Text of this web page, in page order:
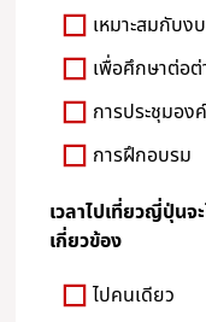
เหมาะสมกับง
เพื่อศึกษาต่อต่
การประชุมอง
การฝึกอบรม
เวลาไปเที่ยวญี่ปุ่น
เกี่ยวข้อง
ไปคนเดียว